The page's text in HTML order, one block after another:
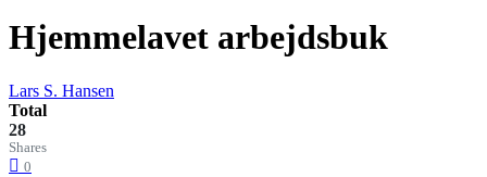
Hjemmelavet arbejdsbuk
Lars S. Hansen
Total
28
Shares
0